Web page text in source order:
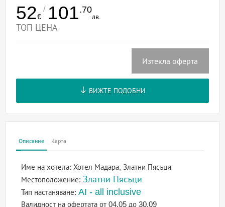
52€
/ 101.70
лв.
ТОП ЦЕНА
Изтекла оферта
ВИЖТЕ ПОДОБНИ
Описание Карта
Име на хотела: Хотел Мадара, Златни Пясъци
Местоположение: Златни Пясъци
Тип настаняване:AI - all inclusive
Валидност на офертатаот 04.05 до 30.09